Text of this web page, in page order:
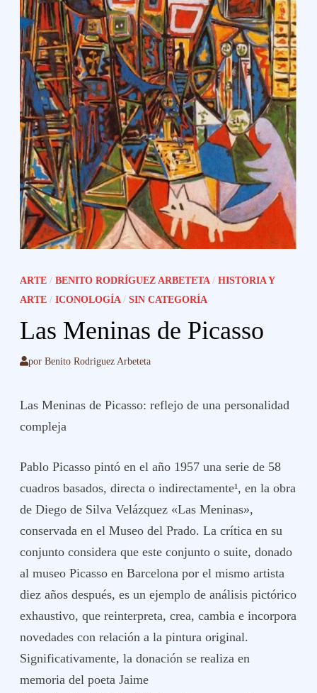
ARTE /BENITO RODRÍGUEZ ARBETETA/HISTORIA Y
ARTE /ICONOLOGÍA/SIN CATEGORÍA
Las Meninas de Picasso
porBenito Rodriguez Arbeteta
Las Meninas de Picasso: reflejo de una personalidad
compleja
Pablo Picasso pintó en el año 1957 una serie de 58
cuadros basados, directa o indirectamente¹, en la obra
de Diego de Silva Velázquez «Las Meninas»,
conservada en el Museo del Prado. La crítica en su
conjunto considera que este conjunto o suite, donado
al museo Picasso en Barcelona por el mismo artista
diez años después, es un ejemplo de análisis pictórico
exhaustivo, que reinterpreta, crea, cambia e incorpora
novedades con relación a la pintura original.
Significativamente, la donación se realiza en
memoria del poeta Jaime